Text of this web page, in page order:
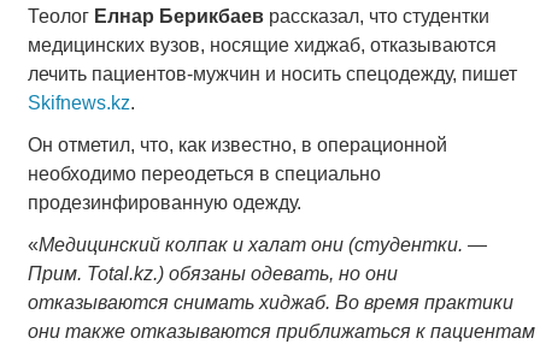
Теолог Елнар Берикбаев рассказал, что студентки
медицинских вузов, носящие хиджаб, отказываются
лечить пациентов-мужчин и носить спецодежду, пишет
Skifnews.kz.
Он отметил, что, как известно, в операционной
необходимо переодеться в специально
продезинфированную одежду.
«Медицинский колпак и халат они (студентки. —
Прим. Total.kz.) обязаны одевать, но они
отказываются снимать хиджаб. Во время практики
они также отказываются приближаться к пациентам